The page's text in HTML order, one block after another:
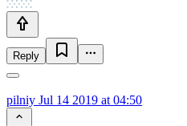
Reply
pilniy Jul 14 2019 at 04:50